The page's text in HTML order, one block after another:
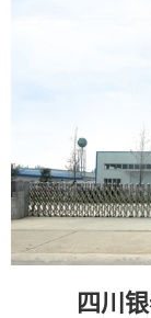
四川